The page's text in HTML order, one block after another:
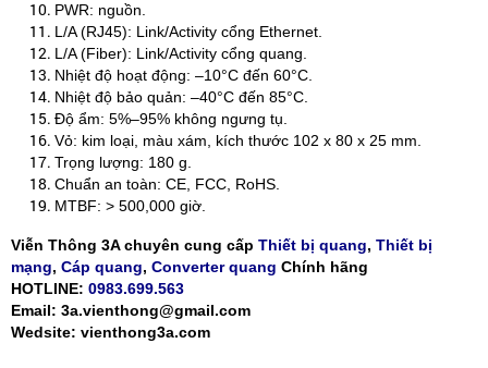
PWR: nguồn.
L/A (RJ45): Link/Activity cổng Ethernet.
L/A (Fiber): Link/Activity cổng quang.
Nhiệt độ hoạt động: –10°C đến 60°C.
Nhiệt độ bảo quản: –40°C đến 85°C.
Độ ẩm: 5%–95% không ngưng tụ.
Vỏ: kim loại, màu xám, kích thước 102 x 80 x 25 mm.
Trọng lượng: 180 g.
Chuẩn an toàn: CE, FCC, RoHS.
MTBF: > 500,000 giờ.
Viễn Thông 3A chuyên cung cấp Thiết bị quang, Thiết bị
mạng, Cáp quang, Converter quang Chính hãng
HOTLINE: 0983.699.563
Email: 3a.vienthong@gmail.com
Wedsite: vienthong3a.com